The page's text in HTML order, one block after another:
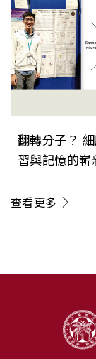
翻轉分子？
習與記憶的嶄
查看更多